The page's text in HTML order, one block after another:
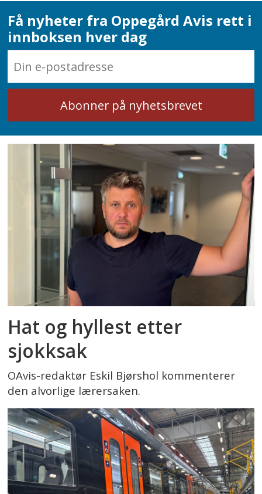
Få nyheter fra Oppegård Avis rett i
innboksen hver dag
Hat og hyllest etter
sjokksak
OAvis-redaktør Eskil Bjørshol kommenterer
den alvorlige lærersaken.